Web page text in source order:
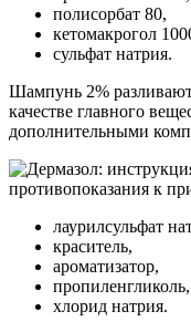
полисорбат 80,
кетомакрогол
сульфат натрия.
Шампунь 2%
качестве главного
дополнительными
лаурилсульфат
краситель,
ароматизатор,
пропиленгликоль,
хлорид натрия.